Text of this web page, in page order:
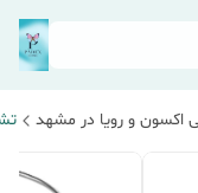
و رویا در مشهد